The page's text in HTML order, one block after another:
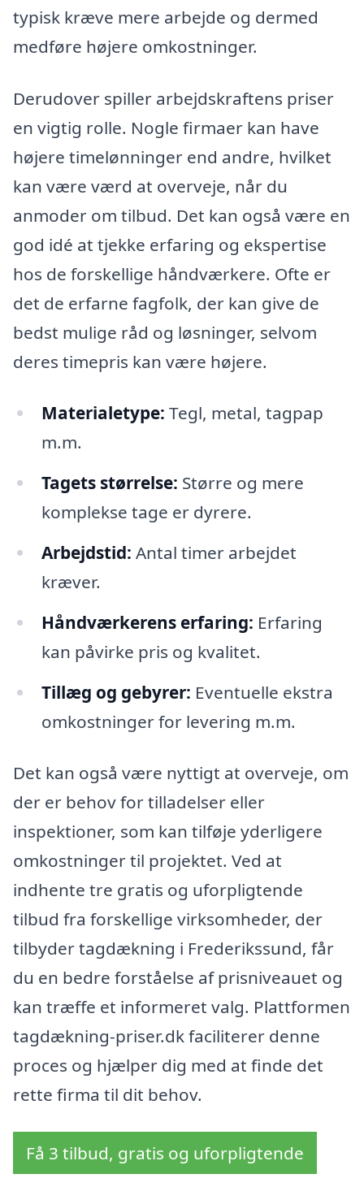
typisk kræve mere arbejde og dermed
medføre højere omkostninger.
Derudover spiller arbejdskraftens priser
en vigtig rolle. Nogle firmaer kan have
højere timelønninger end andre, hvilket
kan være værd at overveje, når du
anmoder om tilbud. Det kan også være en
god idé at tjekke erfaring og ekspertise
hos de forskellige håndværkere. Ofte er
det de erfarne fagfolk, der kan give de
bedst mulige råd og løsninger, selvom
deres timepris kan være højere.
Materialetype: Tegl, metal, tagpap
m.m.
Tagets størrelse: Større og mere
komplekse tage er dyrere.
Arbejdstid: Antal timer arbejdet
kræver.
Håndværkerens erfaring: Erfaring
kan påvirke pris og kvalitet.
Tillæg og gebyrer: Eventuelle ekstra
omkostninger for levering m.m.
Det kan også være nyttigt at overveje, om
der er behov for tilladelser eller
inspektioner, som kan tilføje yderligere
omkostninger til projektet. Ved at
indhente tre gratis og uforpligtende
tilbud fra forskellige virksomheder, der
tilbyder tagdækning i Frederikssund, får
du en bedre forståelse af prisniveauet og
kan træffe et informeret valg. Plattformen
tagdækning-priser.dk faciliterer denne
proces og hjælper dig med at finde det
rette firma til dit behov.
Få 3 tilbud, gratis og uforpligtende